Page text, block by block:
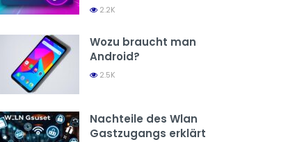
2.2K
Wozu braucht man
Android?
2.5K
Nachteile des Wlan
Gastzugangs erklärt